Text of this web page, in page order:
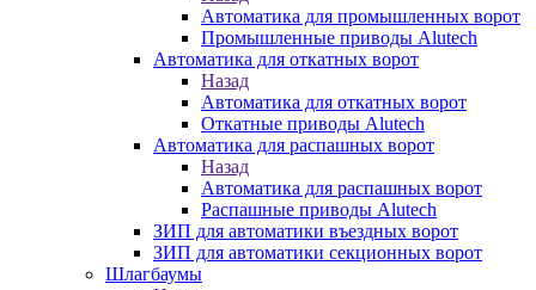
Автоматика для промышленных ворот
Промышленные приводы Alutech
Автоматика для откатных ворот
Назад
Автоматика для откатных ворот
Откатные приводы Alutech
Автоматика для распашных ворот
Назад
Автоматика для распашных ворот
Распашные приводы Alutech
ЗИП для автоматики въездных ворот
ЗИП для автоматики секционных ворот
Шлагбаумы